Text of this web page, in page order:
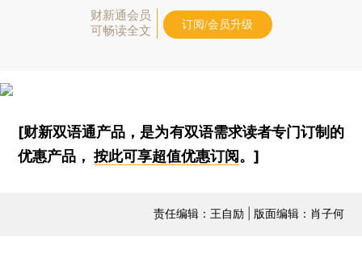
财新通会员
可畅读全文
订阅/会员升级
[财新双语通产品，是为有双语需求读者专门订制的
优惠产品，按此可享超值优惠订阅。]
责任编辑：王自励 | 版面编辑：肖子何